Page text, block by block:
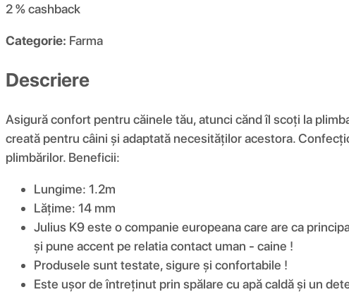
2 %cashback
Categorie: Farma
Descriere
Asigură confort pentru căinele tău, atunci cănd îl scoți la
creată pentru câini și adaptată necesităților acestora.
plimbărilor. Beneficii:
Lungime: 1.2m
Lățime: 14 mm
Julius K9 este o companie europeana care are ca
și pune accent pe relatia contact uman - caine !
Produsele sunt testate, sigure și confortabile !
Este ușor de întreținut prin spălare cu apă caldă şi un